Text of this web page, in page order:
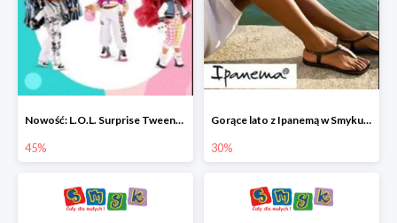
Nowość: L.O.L. Surprise Tweens Doll w Smyku do -45%
45%
Gorące lato z Ipanemą w Smyku do -30%
30%